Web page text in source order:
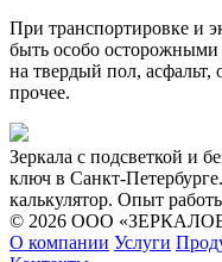
При транспортировке и
быть особо осторожными
на твердый пол, асфальт,
прочее.
Зеркала с подсветкой и
ключ в Санкт-
калькулятор. Опыт
© 2026 ООО
О компании Услуги